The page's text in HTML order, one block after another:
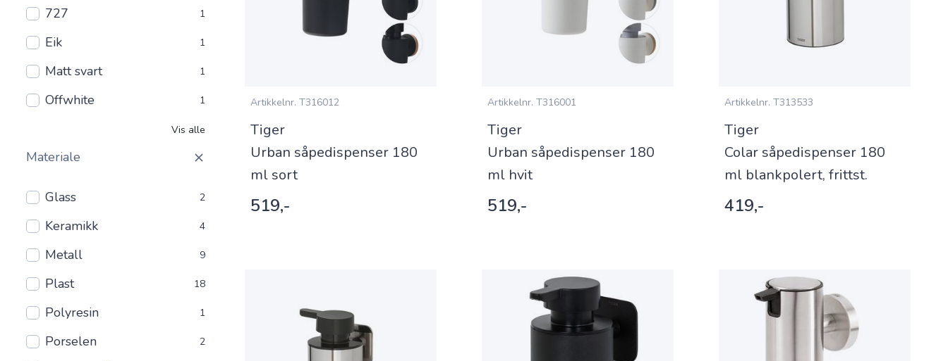
727 1
Eik 1
Matt svart 1
Offwhite 1
Vis alle
Materiale
Glass 2
Keramikk 4
Metall 9
Plast 18
Polyresin 1
Porselen 2
Artikkelnr. T316012
Tiger
Urban såpedispenser 180
ml sort
519,-
Artikkelnr. T316001
Tiger
Urban såpedispenser 180
ml hvit
519,-
Artikkelnr. T313533
Tiger
Colar såpedispenser 180
ml blankpolert, frittst.
419,-